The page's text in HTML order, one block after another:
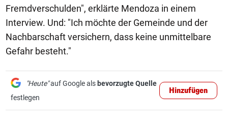
Fremdverschulden", erklärte Mendoza in einem
Interview. Und: "Ich möchte der Gemeinde und der
Nachbarschaft versichern, dass keine unmittelbare
Gefahr besteht."
"Heute"auf Google als bevorzugte Quelle
festlegen
Hinzufügen